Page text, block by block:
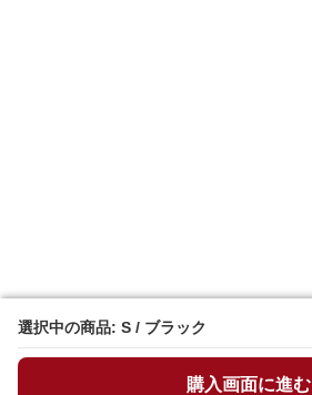
選択中の商品: S / ブラック
購入画面に進む
選択中の商品: S / ブラック
購入画面に進む